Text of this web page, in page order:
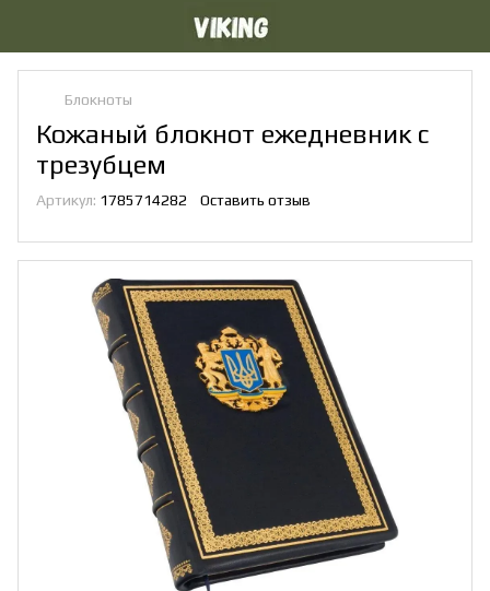
Блокноты
Кожаный блокнот ежедневник с
трезубцем
Артикул: 1785714282 Оставить отзыв